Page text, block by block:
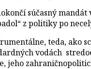
súčasný mandát
z politiky po
teda, ako
vodách
jeho